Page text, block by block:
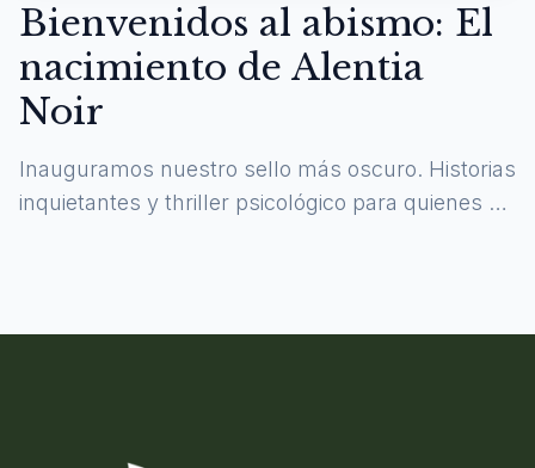
Bienvenidos al abismo: El
nacimiento de Alentia
Noir
Inauguramos nuestro sello más oscuro. Historias
inquietantes y thriller psicológico para quienes se